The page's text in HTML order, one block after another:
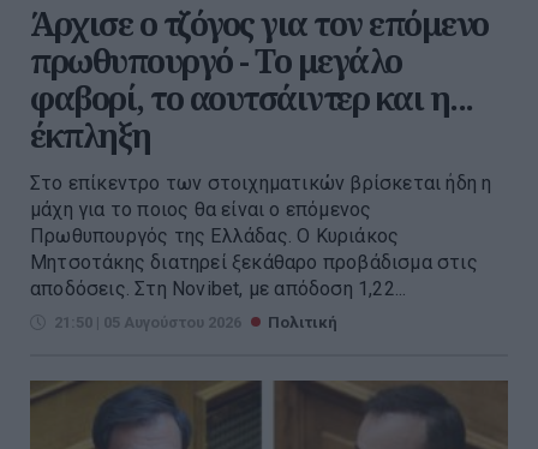
Άρχισε ο τζόγος για τον επόμενο
πρωθυπουργό - Το μεγάλο
φαβορί, το αουτσάιντερ και η...
έκπληξη
Στο επίκεντρο των στοιχηματικών βρίσκεται ήδη η
μάχη για το ποιος θα είναι ο επόμενος
Πρωθυπουργός της Ελλάδας. Ο Κυριάκος
Μητσοτάκης διατηρεί ξεκάθαρο προβάδισμα στις
αποδόσεις. Στη Novibet, με απόδοση 1,22...
21:50 | 05 Αυγούστου 2026 Πολιτική